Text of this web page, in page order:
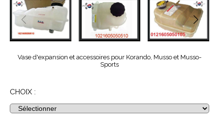
Vase d'expansion et accessoires pour Korando, Musso et Musso-
Sports
CHOIX :